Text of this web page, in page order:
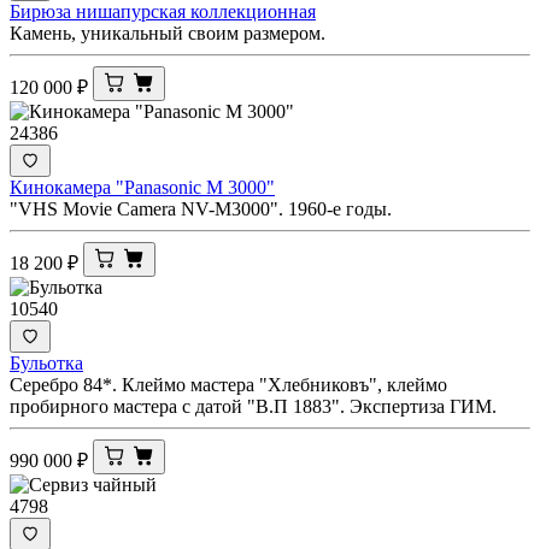
Бирюза нишапурская коллекционная
Камень, уникальный своим размером.
120 000 ₽
24386
Кинокамера "Panasonic M 3000"
"VHS Movie Camera NV-M3000". 1960-е годы.
18 200 ₽
10540
Бульотка
Серебро 84*. Клеймо мастера "Хлебниковъ", клеймо
пробирного мастера с датой "В.П 1883". Экспертиза ГИМ.
990 000 ₽
4798